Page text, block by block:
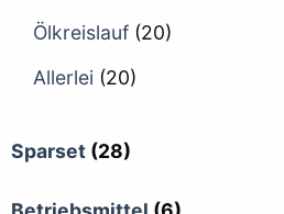
Ölkreislauf (20)
Allerlei (20)
Sparset (28)